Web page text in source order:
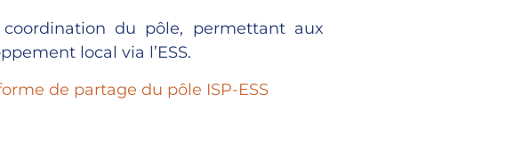
du pôle, permettant aux
local via l’ESS.
de partage du pôle ISP-ESS